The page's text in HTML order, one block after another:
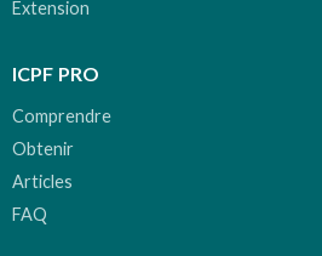
Extension
ICPF PRO
Comprendre
Obtenir
Articles
FAQ